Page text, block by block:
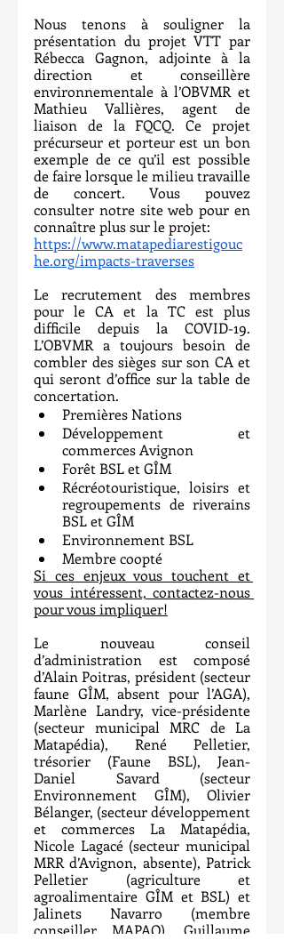
Nous tenons à souligner la
présentation du projet VTT par
Rébecca Gagnon, adjointe à la
direction et conseillère
environnementale à l’OBVMR et
Mathieu Vallières, agent de
liaison de la FQCQ. Ce projet
précurseur et porteur est un bon
exemple de ce qu’il est possible
de faire lorsque le milieu travaille
de concert. Vous pouvez
consulter notre site web pour en
connaître plus sur le projet:
https://www.matapediarestigouc
he.org/impacts-traverses
Le recrutement des membres
pour le CA et la TC est plus
difficile depuis la COVID-19.
L’OBVMR a toujours besoin de
combler des sièges sur son CA et
qui seront d’office sur la table de
concertation.
Premières Nations
Développement et
commerces Avignon
Forêt BSL et GÎM
Récréotouristique, loisirs et
regroupements de riverains
BSL et GÎM
Environnement BSL
Membre coopté
Si ces enjeux vous touchent et
vous intéressent, contactez-nous
pour vous impliquer!
Le nouveau conseil
d’administration est composé
d’Alain Poitras, président (secteur
faune GÎM, absent pour l’AGA),
Marlène Landry, vice-présidente
(secteur municipal MRC de La
Matapédia), René Pelletier,
trésorier (Faune BSL), Jean-
Daniel Savard (secteur
Environnement GÎM), Olivier
Bélanger, (secteur développement
et commerces La Matapédia,
Nicole Lagacé (secteur municipal
MRR d’Avignon, absente), Patrick
Pelletier (agriculture et
agroalimentaire GÎM et BSL) et
Jalinets Navarro (membre
conseiller MAPAQ). Guillaume